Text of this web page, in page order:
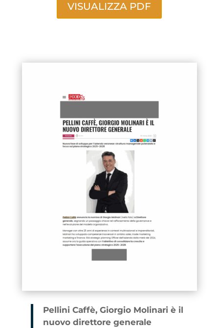
VISUALIZZA PDF
Pellini Caffè, Giorgio Molinari è il
nuovo direttore generale